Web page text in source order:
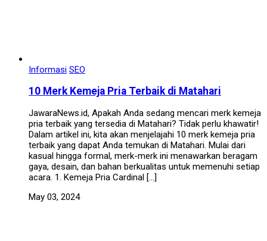
Informasi SEO
10 Merk Kemeja Pria Terbaik di Matahari
JawaraNews.id, Apakah Anda sedang mencari merk kemeja
pria terbaik yang tersedia di Matahari? Tidak perlu khawatir!
Dalam artikel ini, kita akan menjelajahi 10 merk kemeja pria
terbaik yang dapat Anda temukan di Matahari. Mulai dari
kasual hingga formal, merk-merk ini menawarkan beragam
gaya, desain, dan bahan berkualitas untuk memenuhi setiap
acara. 1. Kemeja Pria Cardinal […]
May 03, 2024